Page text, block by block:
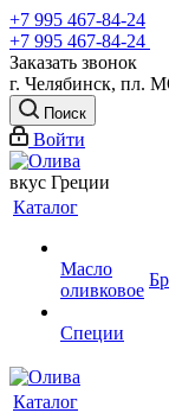
+7 995 467‑84‑24
+7 995 467‑84‑24
Заказать звонок
г. Челябинск, пл.
Поиск
Войти
вкус Греции
Каталог
Масло
оливковое
Специи
Каталог